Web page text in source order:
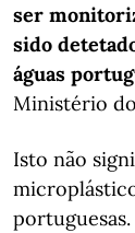
ser
sido
águas
Ministério
Isto não
portuguesas.